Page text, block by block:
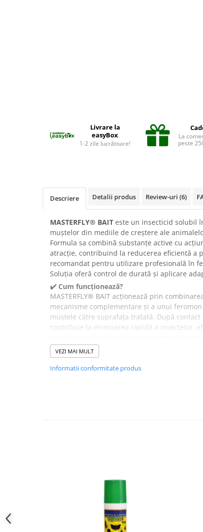
Livrare la
easyBox
1-2 zile lucrătoare!
La
peste
Descriere Detalii produs Review-uri (6)
MASTERFLY® BAIT este un insecticid solubil
muștelor din mediile de creștere ale
Formula sa combină substanțe active cu
atracție, contribuind la reducerea eficientă a
recomandat pentru utilizare profesională în
Soluția oferă control de durată și aplicare
✔️ Cum funcționează?
MASTERFLY® BAIT acționează prin
mecanisme complementare și a unui
muștele către suprafața tratată. După
contribuie la eliminarea rapidă a insectelor,
cu infestare ridicată.
✔️ Beneficii:
Nu are miros specific de insecticid
Abatoare și spații tehnologice
Zone industriale din apropierea
✔️ Mod de utilizare:
20 grame Masterfly Bait la 300
Prin pensulare: 20 grame Masterfly Bait la 20 ml
VEZI MAI MULT
Informatii conformitate produs